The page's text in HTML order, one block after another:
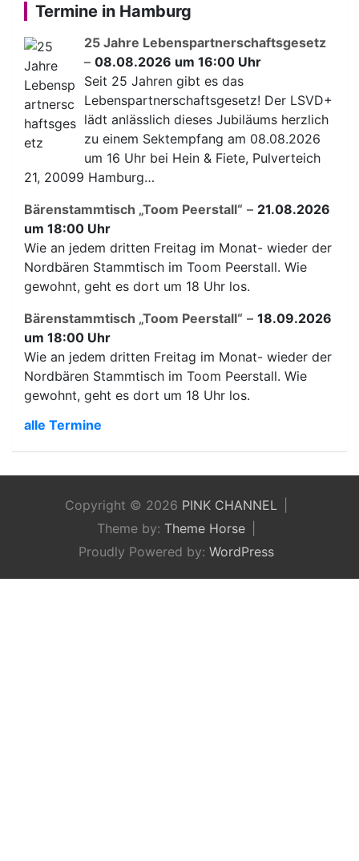
Termine in Hamburg
25 Jahre Lebenspartnerschaftsgesetz
– 08.08.2026 um 16:00 Uhr
Seit 25 Jahren gibt es das
Lebenspartnerschaftsgesetz! Der LSVD+
lädt anlässlich dieses Jubiläums herzlich
zu einem Sektempfang am 08.08.2026
um 16 Uhr bei Hein & Fiete, Pulverteich
21, 20099 Hamburg…
Bärenstammtisch „Toom Peerstall“ – 21.08.2026
um 18:00 Uhr
Wie an jedem dritten Freitag im Monat- wieder der
Nordbären Stammtisch im Toom Peerstall. Wie
gewohnt, geht es dort um 18 Uhr los.
Bärenstammtisch „Toom Peerstall“ – 18.09.2026
um 18:00 Uhr
Wie an jedem dritten Freitag im Monat- wieder der
Nordbären Stammtisch im Toom Peerstall. Wie
gewohnt, geht es dort um 18 Uhr los.
alle Termine
Copyright © 2026 PINK CHANNEL
Theme by: Theme Horse
Proudly Powered by: WordPress